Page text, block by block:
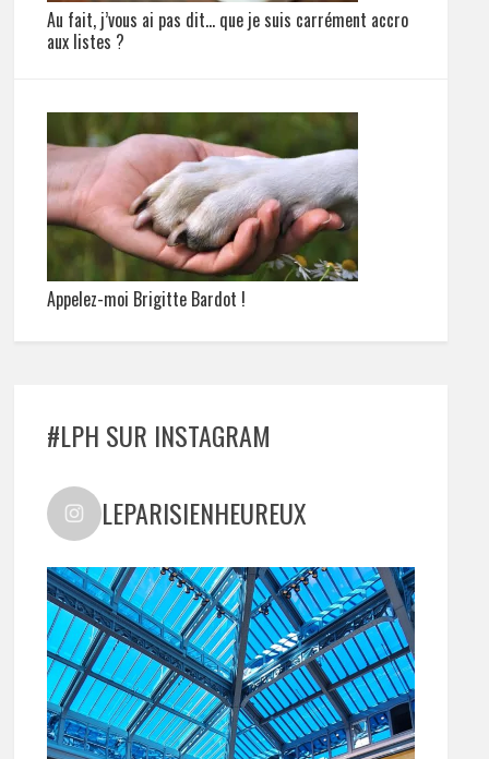
Au fait, j’vous ai pas dit… que je suis carrément accro
aux listes ?
Appelez-moi Brigitte Bardot !
#LPH SUR INSTAGRAM
LEPARISIENHEUREUX